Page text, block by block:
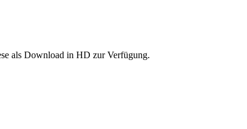
als Download in HD zur Verfügung.